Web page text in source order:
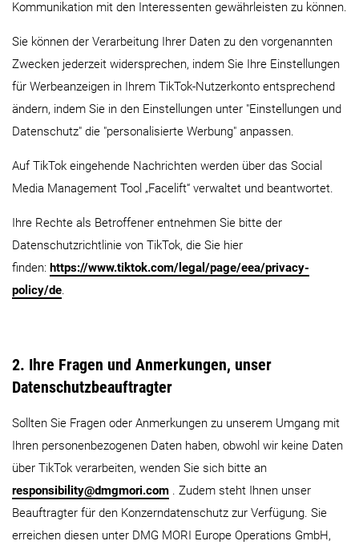
Kommunikation mit den Interessenten gewährleisten zu können.
Sie können der Verarbeitung Ihrer Daten zu den vorgenannten
Zwecken jederzeit widersprechen, indem Sie Ihre Einstellungen
für Werbeanzeigen in Ihrem TikTok-Nutzerkonto entsprechend
ändern, indem Sie in den Einstellungen unter "Einstellungen und
Datenschutz" die "personalisierte Werbung" anpassen.
Auf TikTok eingehende Nachrichten werden über das Social
Media Management Tool „Facelift“ verwaltet und beantwortet.
Ihre Rechte als Betroffener entnehmen Sie bitte der
Datenschutzrichtlinie von TikTok, die Sie hier
finden: https://www.tiktok.com/legal/page/eea/privacy-
policy/de.
2. Ihre Fragen und Anmerkungen, unser
Datenschutzbeauftragter
Sollten Sie Fragen oder Anmerkungen zu unserem Umgang mit
Ihren personenbezogenen Daten haben, obwohl wir keine Daten
über TikTok verarbeiten, wenden Sie sich bitte an
responsibility@dmgmori.com . Zudem steht Ihnen unser
Beauftragter für den Konzerndatenschutz zur Verfügung. Sie
erreichen diesen unter DMG MORI Europe Operations GmbH,